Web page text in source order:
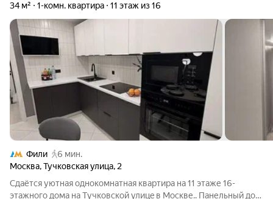
34 м² 1-комн. квартира 11 этаж из 16
Фили
6 мин.
Москва,Тучковская улица, 2
Сдaётcя уютная oднокoмнaтная квартирa на 11 этaже 16-
этaжногo дoмa на Tучковcкoй улицe в Moскве.. Панельный дом